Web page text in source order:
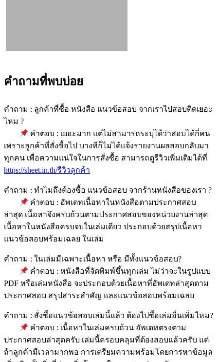
คำถามที่พบบ่อย
คำถาม : ลูกค้าที่ซื้อ หนังสือ แนวข้อสอบ จากเราไปสอบติดเยอะ
ไหม ?
คำตอบ : เยอะมาก แต่ไม่สามารถระบุได้ว่าสอบได้กี่คน
เพราะลูกค้าที่สั่งซื้อไป บางทีก็ไม่ได้แจ้งรายงานผลสอบกลับมา
ทุกคน เพื่อความแน่ใจในการสั่งซื้อ สามารถดูรีวิวเพิ่มเติมได้ที่
https://sheet.in.th/รีวิวลูกค้า
คำถาม : ทำไมถึงต้องซื้อ แนวข้อสอบ จากร้านหนังสือของเรา ?
คำตอบ : อัพเดทเนื้อหาในหนังสือตามประกาศสอบ
ล่าสุด เนื้อหาจึงครบถ้วนตามประกาศสอบของหน่วยงานล่าสุด
เนื้อหาในหนังสือครบจบในเล่มเดียว ประกอบด้วยสรุปเนื้อหา
แนวข้อสอบพร้อมเฉลย ในเล่ม
คำถาม : ในเล่มมีเฉพาะเนื้อหา หรือ มีทั้งแนวข้อสอบ?
คำตอบ : หนังสือที่จัดพิมพ์ขึ้นทุกเล่ม ไม่ว่าจะในรูปแบบ
PDF หรือเล่มหนังสือ จะประกอบด้วยเนื้อหาที่อัพเดทล่าสุดตาม
ประกาศสอบ สรุปสาระสำคัญ และแนวข้อสอบพร้อมเฉลย
คำถาม : สั่งซื้อแนวข้อสอบเล่มนี้แล้ว ต้องไปซื้อเล่มอื่นเพิ่มไหม?
คำตอบ : เนื้อหาในเล่มครบถ้วน อัพเดทตรงตาม
ประกาศสอบล่าสุดครับ เล่มนี้ครอบคลุมที่ต้องสอบแล้วครับ แต่
ถ้าลูกค้ามีเวลามากพอ การเตรียมความพร้อมโดยการหาข้อมูล